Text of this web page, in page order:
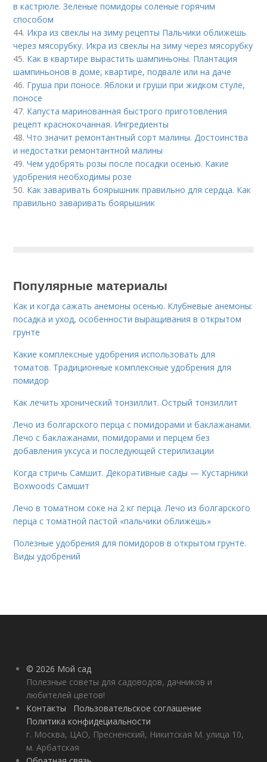
в кастрюле. Зеленые помидоры соленые горячим
способом
44. Икра из свеклы на зиму рецепты Пальчики оближешь
через мясорубку. Икра из свеклы на зиму через мясорубку
45. Как в квартире вырастить шампиньоны. Плантация
шампиньонов в доме, квартире, подвале или на даче
46. Груша при поносе. Яблоки и груши при жидком стуле,
поносе
47. Капуста маринованная быстрого приготовления
рецепт краснокочанная. Ингредиенты
48.Что значит ремонтантный сорт малины. Достоинства
и недостатки ремонтантной малины
49.Чем удобрять розы после посадки осенью. Какие
удобрения необходимы розе
50. Как заваривать боярышник правильно для сердца. Как
правильно заваривать боярышник
Популярные материалы
Как и когда сажать анемоны осенью. Клубневые анемоны:
посадка и уход, особенности выращивания в открытом
грунте
Какие комплексные удобрения использовать для
томатов. Традиционные комплексные удобрения для
помидор
Как лечить хронический тонзиллит. Острый тонзиллит
Лечо из болгарского перца с помидорами и баклажанами.
Лечо с баклажанами, помидорами и перцем без
добавления уксуса и последующей стерилизации
Когда стричь Самшит. Декоративные сады — Кустарники
Boxwoods Самшит
Лечо в томатном соке на 2 кг перца. Лечо из болгарского
перца с томатной пастой «пальчики оближешь»
Полезные удобрения для помидоров в открытом грунте.
Виды удобрений
© 2026 Мой сад
Полезные советы для садоводов, дачников и
любителей цветов!
Контакты
Пользовательское соглашение
Политика конфидециальности
г. Москва, ЦАО, Пресненский, Никитская М. улица 10,
м. Арбатская